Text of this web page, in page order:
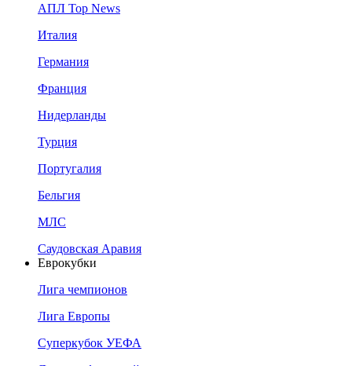
АПЛ Top News
Италия
Германия
Франция
Нидерланды
Турция
Португалия
Бельгия
МЛС
Саудовская Аравия
Еврокубки
Лига чемпионов
Лига Европы
Суперкубок УЕФА